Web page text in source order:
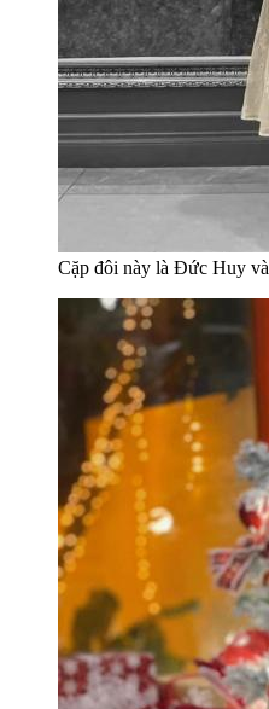
Cặp đôi này là Đức Huy